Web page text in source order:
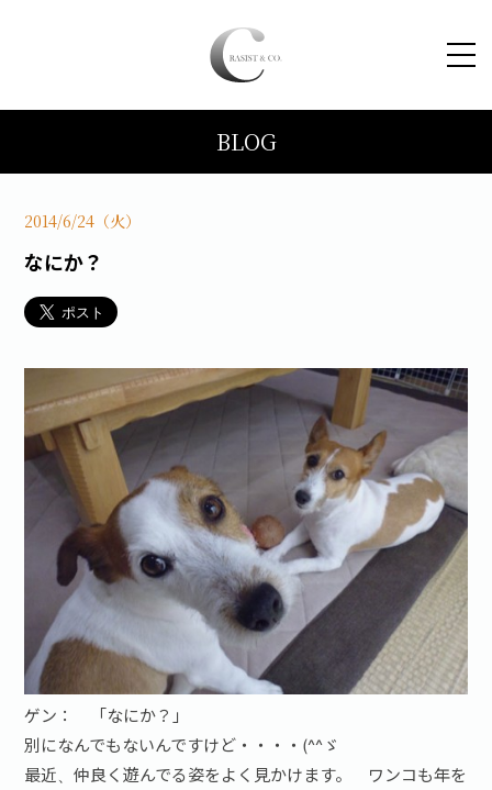
コンセプト
ブログ
会社案内
お問い合わせ·資料請求
BLOG
2014/6/24（火）
なにか？
ゲン： 「なにか？」
別になんでもないんですけど・・・・(^^ゞ
最近、仲良く遊んでる姿をよく見かけます。 ワンコも年を